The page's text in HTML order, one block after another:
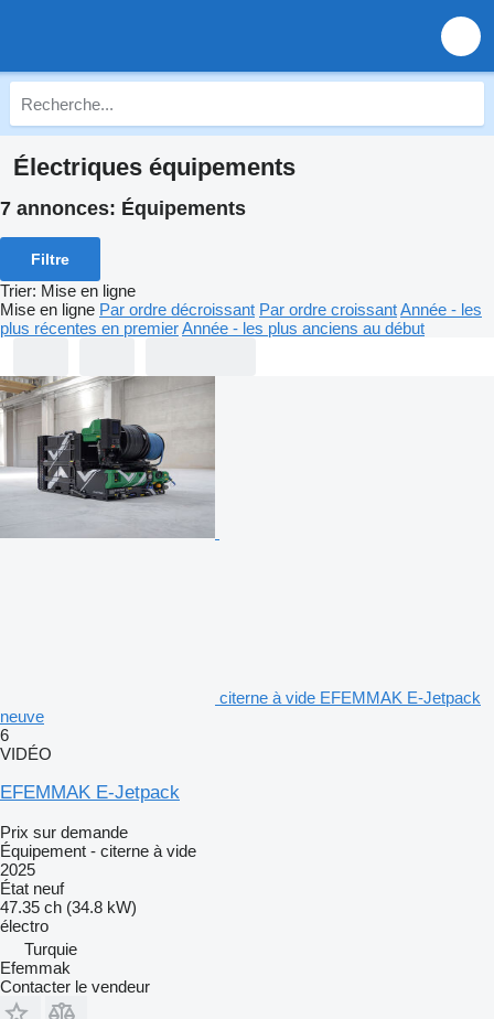
Électriques équipements
7 annonces: Équipements
Filtre
Trier: Mise en ligne
Mise en ligne Par ordre décroissant Par ordre croissantAnnée - les
plus récentes en premierAnnée - les plus anciens au début
citerne à vide EFEMMAK E-Jetpack
neuve
6
VIDÉO
EFEMMAK E-Jetpack
Prix sur demande
Équipement - citerne à vide
2025
État neuf
47.35 ch (34.8 kW)
électro
Turquie
Efemmak
Contacter le vendeur